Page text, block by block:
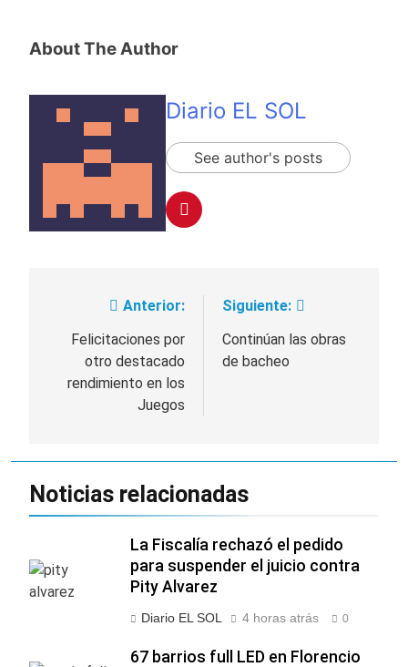
About The Author
Diario EL SOL
See author's posts
Navegación
entradas
Anterior:
Felicitaciones por
otro destacado
rendimiento en los
Juegos
Siguiente:
Continúan las obras
de bacheo
Noticias relacionadas
La Fiscalía rechazó el pedido
para suspender el juicio contra
Pity Alvarez
Diario EL SOL 4 horas atrás 0
67 barrios full LED en Florencio